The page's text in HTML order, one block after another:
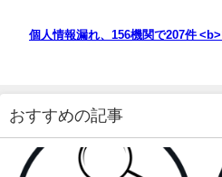
個人情報漏れ、156機関で207件
おすすめの記事